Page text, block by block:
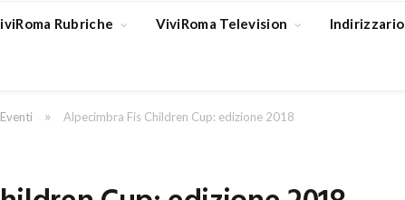
Rubriche ViviRoma Television Indirizzario
Eventi » Alpecimbra Fis Children Cup: edizione 2018